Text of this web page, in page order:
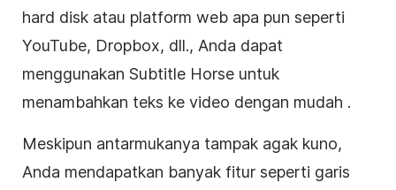
hard disk atau platform web apa pun seperti
YouTube, Dropbox, dll., Anda dapat
menggunakan Subtitle Horse untuk
menambahkan teks ke video dengan mudah .
Meskipun antarmukanya tampak agak kuno,
Anda mendapatkan banyak fitur seperti garis